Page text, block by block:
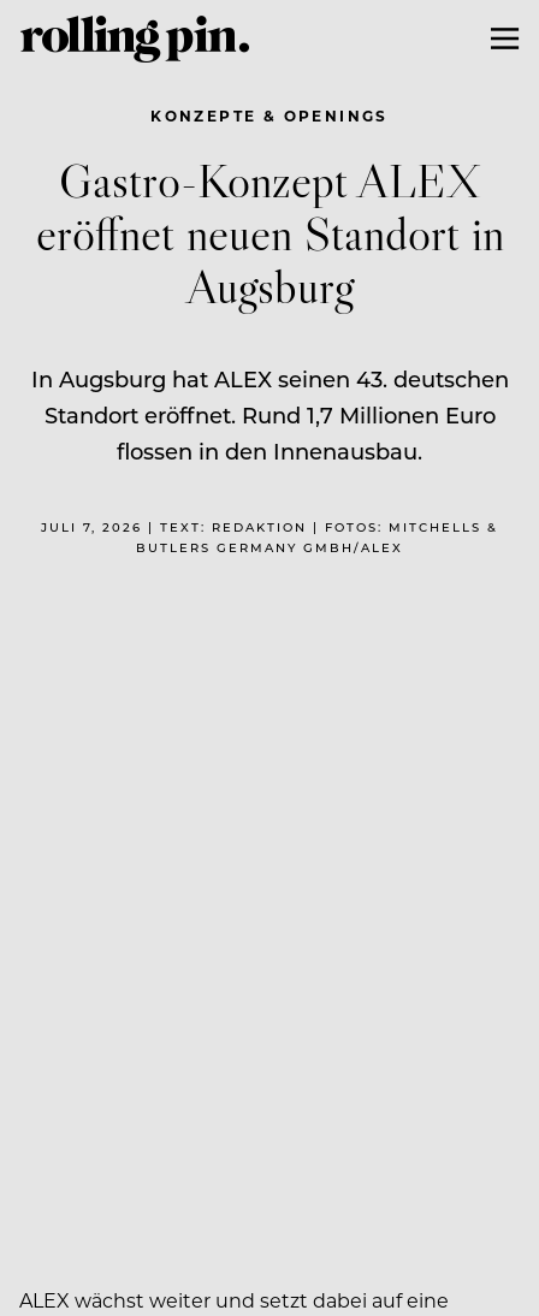
KONZEPTE & OPENINGS
Gastro-Konzept ALEX
eröffnet neuen Standort in
Augsburg
In Augsburg hat ALEX seinen 43. deutschen
Standort eröffnet. Rund 1,7 Millionen Euro
flossen in den Innenausbau.
JULI 7, 2026 | TEXT: REDAKTION | FOTOS: MITCHELLS &
BUTLERS GERMANY GMBH/ALEX
ALEX wächst weiter und setzt dabei auf eine